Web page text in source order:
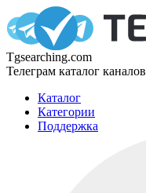
Tgsearching.com
Телеграм каталог каналов
Каталог
Категории
Поддержка